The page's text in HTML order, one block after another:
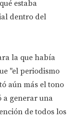
estaba
dentro del
la que había
"el periodismo
aún más el tono
a generar una
de todos los